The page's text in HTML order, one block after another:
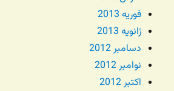
فوریه 2013
ژانویه 2013
دسامبر 2012
نوامبر 2012
اکتبر 2012